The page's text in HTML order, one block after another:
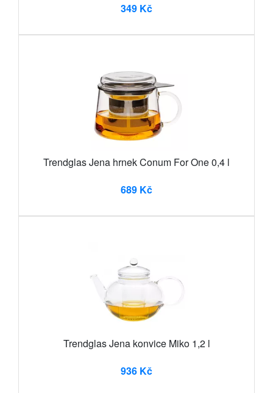
349 Kč
Trendglas Jena hrnek Conum For One 0,4 l
689 Kč
Trendglas Jena konvice Miko 1,2 l
936 Kč